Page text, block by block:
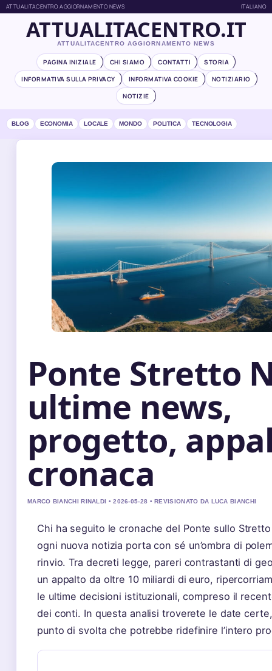
ATTUALITACENTRO AGGIORNAMENTO NEWS ITALIANO
ATTUALITACENTRO.IT
ATTUALITACENTRO AGGIORNAMENTO NEWS
PAGINA INIZIALE CHI SIAMO CONTATTI
STORIA
INFORMATIVA SULLA PRIVACY
INFORMATIVA COOKIE
NOTIZIARIO
NOTIZIE
BLOG ECONOMIA LOCALE MONDO POLITICA TECNOLOGIA
Ponte Stretto
ultime news,
progetto,
cronaca
MARCO BIANCHI RINALDI • 2026-05-28 • REVISIONATO DA LUCA BIANCHI
Chi ha seguito le cronache del Ponte sullo
ogni nuova notizia porta con sé un’ombra di
rinvio. Tra decreti legge, pareri contrastanti di
un appalto da oltre 10 miliardi di euro,
le ultime decisioni istituzionali, compreso il
dei conti. In questa analisi troverete le date
punto di svolta che potrebbe ridefinire l’intero